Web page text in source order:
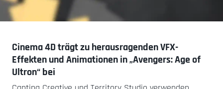
Cinema 4D trägt zu herausragenden VFX-
Effekten und Animationen in „Avengers: Age of
Ultron“ bei